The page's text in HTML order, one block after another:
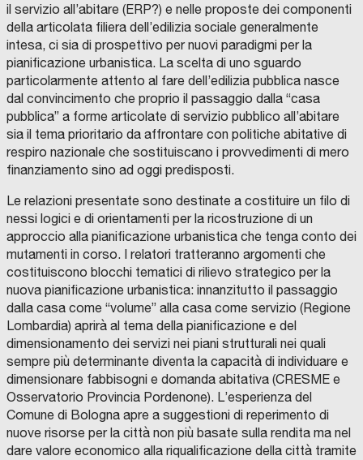
il servizio all’abitare (ERP?) e nelle proposte dei componenti
della articolata filiera dell’edilizia sociale generalmente
intesa, ci sia di prospettivo per nuovi paradigmi per la
pianificazione urbanistica. La scelta di uno sguardo
particolarmente attento al fare dell’edilizia pubblica nasce
dal convincimento che proprio il passaggio dalla “casa
pubblica” a forme articolate di servizio pubblico all’abitare
sia il tema prioritario da affrontare con politiche abitative di
respiro nazionale che sostituiscano i provvedimenti di mero
finanziamento sino ad oggi predisposti.
Le relazioni presentate sono destinate a costituire un filo di
nessi logici e di orientamenti per la ricostruzione di un
approccio alla pianificazione urbanistica che tenga conto dei
mutamenti in corso. I relatori tratteranno argomenti che
costituiscono blocchi tematici di rilievo strategico per la
nuova pianificazione urbanistica: innanzitutto il passaggio
dalla casa come “volume” alla casa come servizio (Regione
Lombardia) aprirà al tema della pianificazione e del
dimensionamento dei servizi nei piani strutturali nei quali
sempre più determinante diventa la capacità di individuare e
dimensionare fabbisogni e domanda abitativa (CRESME e
Osservatorio Provincia Pordenone). L’esperienza del
Comune di Bologna apre a suggestioni di reperimento di
nuove risorse per la città non più basate sulla rendita ma nel
dare valore economico alla riqualificazione della città tramite